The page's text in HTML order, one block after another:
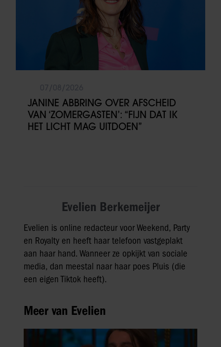
JANINE ABBRING OVER AFSCHEID
VAN ‘ZOMERGASTEN’: “FIJN DAT IK
HET LICHT MAG UITDOEN”
Evelien Berkemeijer
Evelien is online redacteur voor Weekend, Party
en Royalty en heeft haar telefoon vastgeplakt
aan haar hand. Wanneer ze opkijkt van sociale
media, dan meestal naar haar poes Pluis (die
een eigen Tiktok heeft).
Meer van Evelien